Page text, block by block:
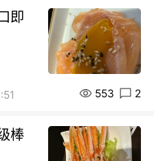
即
553 2
棒